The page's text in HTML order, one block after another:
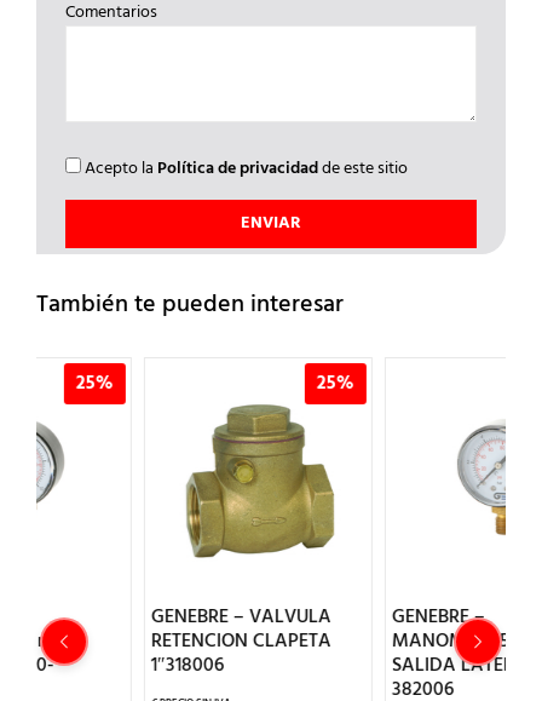
Comentarios
Acepto la Política de privacidadde este sitio
También te pueden interesar
GENEBRE – VALVULA
RETENCION CLAPETA
1″318006
GENEBRE –
MANOMETR.53mm
SALIDA LATER.0-6KG